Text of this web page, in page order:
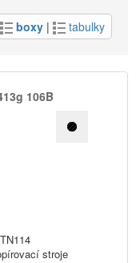
boxy | tabulky
106B
stroje